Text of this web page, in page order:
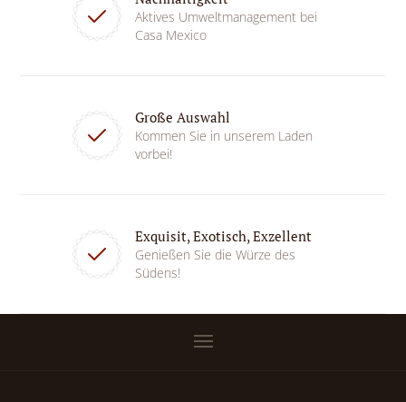
Aktives Umweltmanagement bei
Casa Mexico
Große Auswahl
Kommen Sie in unserem Laden
vorbei!
Exquisit, Exotisch, Exzellent
Genießen Sie die Würze des
Südens!